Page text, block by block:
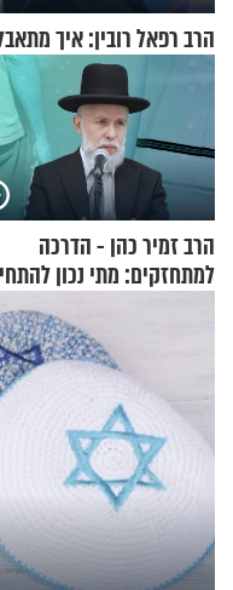
הרב רפאל רובין: איך
הרב זמיר כהן - הדרכה
למתחזקים: מתי נכון